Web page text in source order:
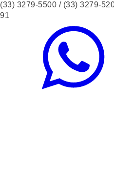
(33) 3279-5500 / (33) 3279-
91